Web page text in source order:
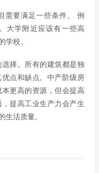
需要满足一些条件。 例
大学附近应该有一些高
学校。
择。所有的建筑都是独
点和缺点。中产阶级房
更高的资源，但会提高
提高工业生产力会产生
生活质量。